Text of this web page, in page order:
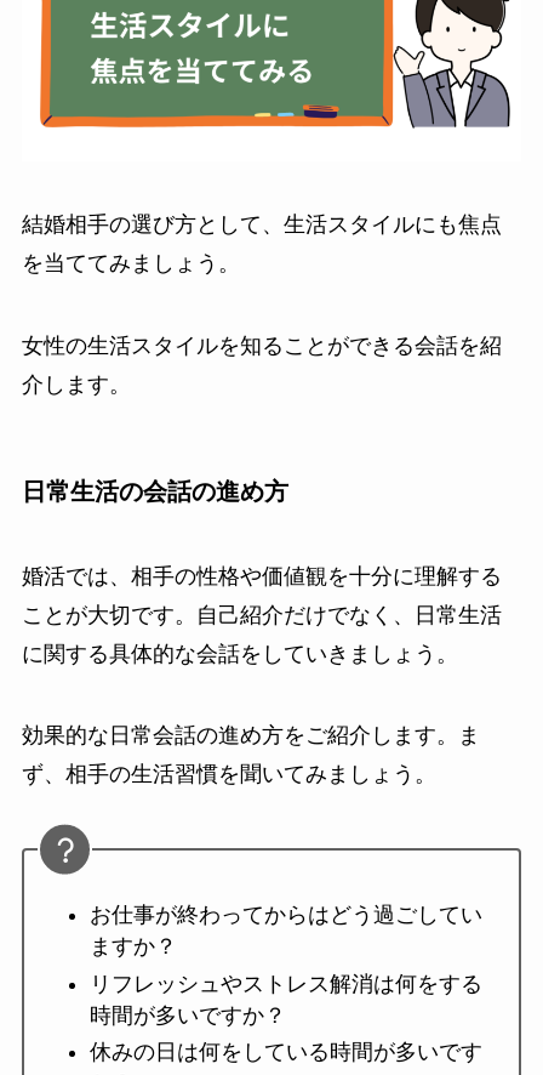
結婚相手の選び方として、生活スタイルにも焦点
を当ててみましょう。
女性の生活スタイルを知ることができる会話を紹
介します。
日常生活の会話の進め方
婚活では、相手の性格や価値観を十分に理解する
ことが大切です。自己紹介だけでなく、日常生活
に関する具体的な会話をしていきましょう。
効果的な日常会話の進め方をご紹介します。ま
ず、相手の生活習慣を聞いてみましょう。
お仕事が終わってからはどう過ごしてい
ますか？
リフレッシュやストレス解消は何をする
時間が多いですか？
休みの日は何をしている時間が多いです